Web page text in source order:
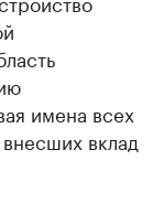
имена всех
вклад